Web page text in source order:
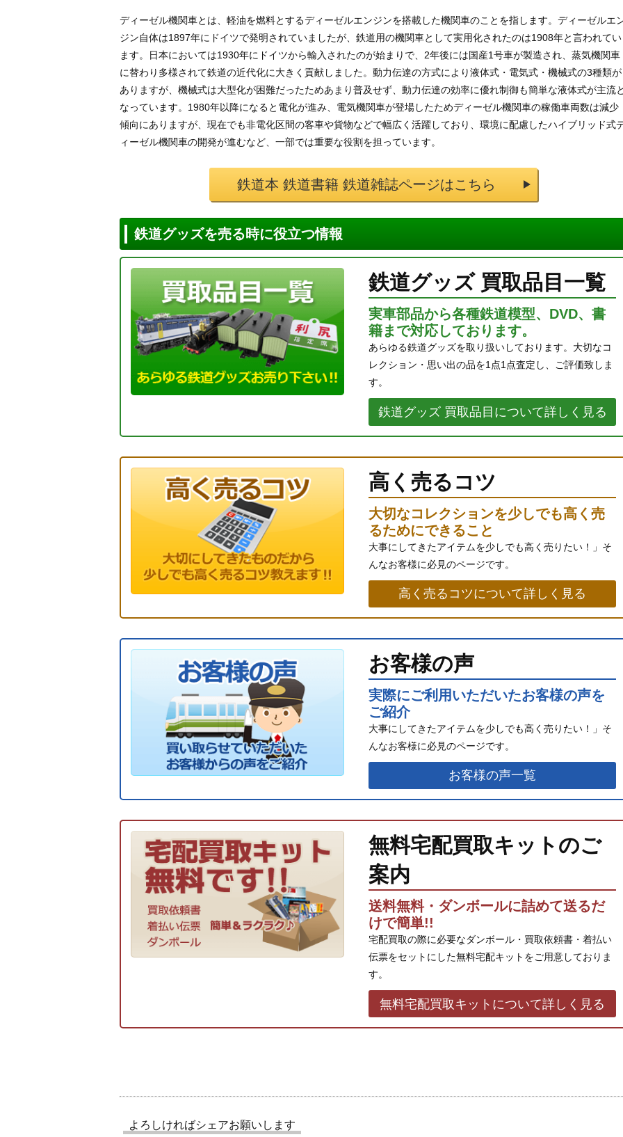
ディーゼル機関車とは、軽油を燃料とするディーゼルエンジンを搭載した機関車のことを指します。ディーゼルエ
ジン自体は1897年にドイツで発明されていましたが、鉄道用の機関車として実用化されたのは1908年と言われてい
ます。日本においては1930年にドイツから輸入されたのが始まりで、2年後には国産1号車が製造され、蒸気機関車
に替わり多様されて鉄道の近代化に大きく貢献しました。動力伝達の方式により液体式・電気式・機械式の3種類が
ありますが、機械式は大型化が困難だったためあまり普及せず、動力伝達の効率に優れ制御も簡単な液体式が主流と
なっています。1980年以降になると電化が進み、電気機関車が登場したためディーゼル機関車の稼働車両数は減少
傾向にありますが、現在でも非電化区間の客車や貨物などで幅広く活躍しており、環境に配慮したハイブリッド式
ィーゼル機関車の開発が進むなど、一部では重要な役割を担っています。
鉄道本 鉄道書籍 鉄道雑誌ページはこちら
鉄道グッズを売る時に役立つ情報
鉄道グッズ 買取品目一覧
実車部品から各種鉄道模型、DVD、書
籍まで対応しております。
あらゆる鉄道グッズを取り扱いしております。大切なコ
レクション・思い出の品を1点1点査定し、ご評価致しま
す。
鉄道グッズ 買取品目について詳しく見る
高く売るコツ
大切なコレクションを少しでも高く売
るためにできること
大事にしてきたアイテムを少しでも高く売りたい！」そ
んなお客様に必見のページです。
高く売るコツについて詳しく見る
お客様の声
実際にご利用いただいたお客様の声を
ご紹介
大事にしてきたアイテムを少しでも高く売りたい！」そ
んなお客様に必見のページです。
お客様の声一覧
無料宅配買取キットのご
案内
送料無料・ダンボールに詰めて送るだ
けで簡単!!
宅配買取の際に必要なダンボール・買取依頼書・着払い
伝票をセットにした無料宅配キットをご用意しておりま
す。
無料宅配買取キットについて詳しく見る
よろしければシェアお願いします